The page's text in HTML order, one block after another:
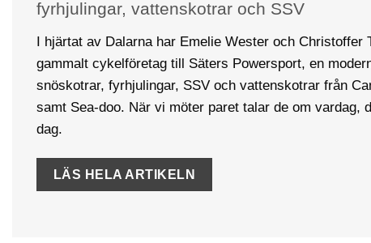
fyrhjulingar, vattenskotrar och SSV
I hjärtat av Dalarna har Emelie Wester och Christoffer
gammalt cykelföretag till Säters Powersport, en
snöskotrar, fyrhjulingar, SSV och vattenskotrar från
samt Sea-doo. När vi möter paret talar de om vardag,
dag.
LÄS HELA ARTIKELN